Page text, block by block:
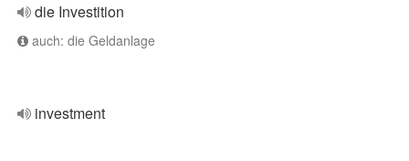
die Investition
auch: die Geldanlage
investment